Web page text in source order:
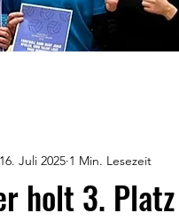
holt 3.
16. Juli 2025 1 Min. Lesezeit